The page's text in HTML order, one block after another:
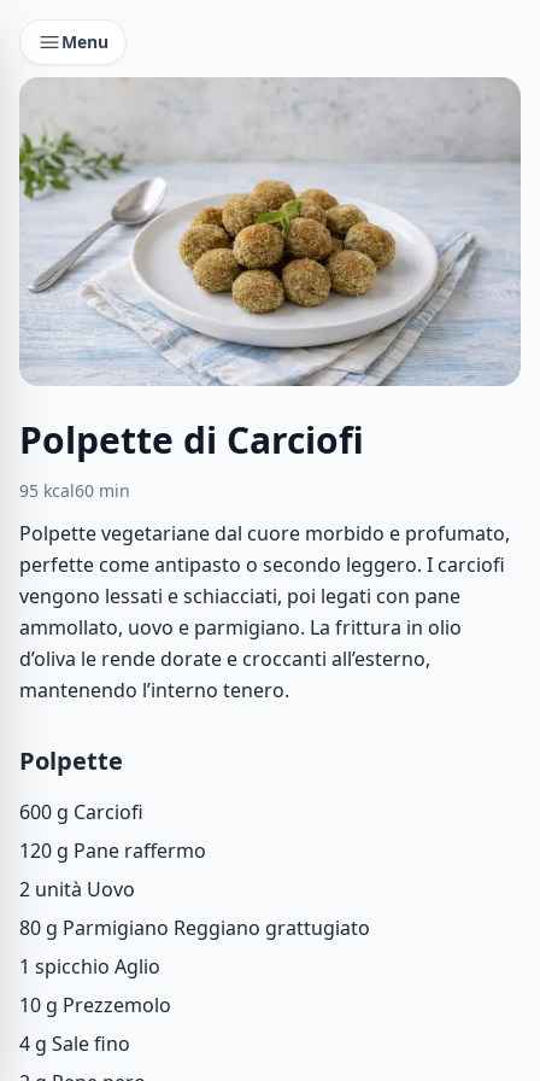
Menu
Polpette di Carciofi
95 kcal60 min
Polpette vegetariane dal cuore morbido e profumato,
perfette come antipasto o secondo leggero. I carciofi
vengono lessati e schiacciati, poi legati con pane
ammollato, uovo e parmigiano. La frittura in olio
d’oliva le rende dorate e croccanti all’esterno,
mantenendo l’interno tenero.
Polpette
600 g Carciofi
120 g Pane raffermo
2 unità Uovo
80 g Parmigiano Reggiano grattugiato
1 spicchio Aglio
10 g Prezzemolo
4 g Sale fino